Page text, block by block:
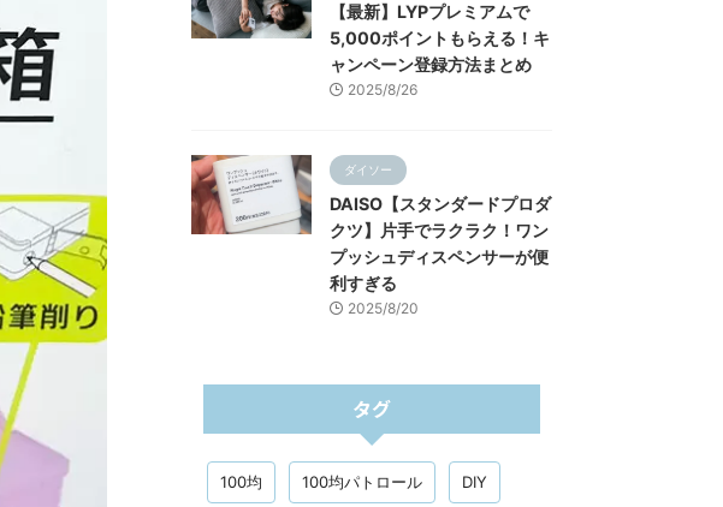
【最新】LYPプレミアムで
5,000ポイントもらえる！キ
ャンペーン登録方法まとめ
2025/8/26
ダイソー
DAISO【スタンダードプロダ
クツ】片手でラクラク！ワン
プッシュディスペンサーが便
利すぎる
2025/8/20
タグ
100均 100均パトロール DIY